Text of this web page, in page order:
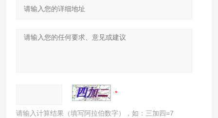
请输入计算结果（填写阿拉伯数字），如：三加四=7